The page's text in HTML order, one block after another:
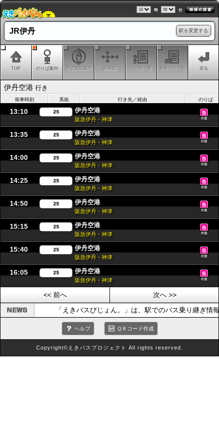
時 分
駅を変更する
JR伊丹
TOP のりば案内 周辺施設案内 路線図 バス停一覧 発車バス一覧 戻る
伊丹空港 行き
発車時刻 系統 行き先／経由 のりば
13:10 25 伊丹空港
阪急伊丹・神津
13:35 25 伊丹空港
阪急伊丹・神津
14:00 25 伊丹空港
阪急伊丹・神津
14:25 25 伊丹空港
阪急伊丹・神津
14:50 25 伊丹空港
阪急伊丹・神津
15:15 25 伊丹空港
阪急伊丹・神津
15:40 25 伊丹空港
阪急伊丹・神津
16:05 25 伊丹空港
阪急伊丹・神津
<< 前へ
次へ >>
「えきバスびじょん。」は、駅でのバス乗り継ぎ情
ヘルプ ＱＲコード作成
Copyright©えきバスプロジェクト All rights reserved.